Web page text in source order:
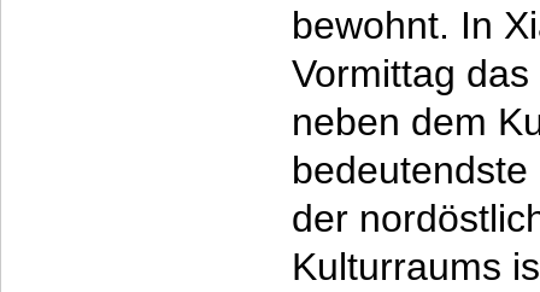
bewohnt. In
Vormittag
neben dem
der
Kulturraums